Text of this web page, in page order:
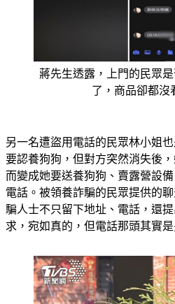
蔣先生透露，上門的民眾
了，商品卻都沒
另一名遭盜用電話的民眾林小姐
要認養狗狗，但對方突然消失後
而變成她要送養狗狗、賣露營設
電話。被領養詐騙的民眾提供的
騙人士不只留下地址、電話，還
求，宛如真的，但電話那頭其實